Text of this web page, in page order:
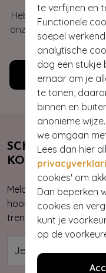
te verfijnen en
Functionele
soepel
analytische
dag een stukje
ernaar om je
te tonen,
binnen en
anonieme
we omgaan
Lees dan hier
cookies' om
Dan beperken
cookies en
kunt je
op de
Heb je vragen of heb
onze veelgestelde
SCHRIJF JE NU
KORTING
Meld je aan voor
hoogte van onze
trends, kortingsacties